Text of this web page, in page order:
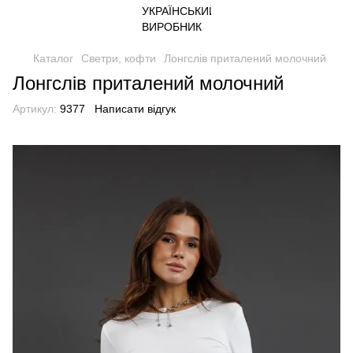
Каталог Светри, кофти Лонгслів приталений молочний
Лонгслів приталений молочний
Артикул: 9377 Написати відгук